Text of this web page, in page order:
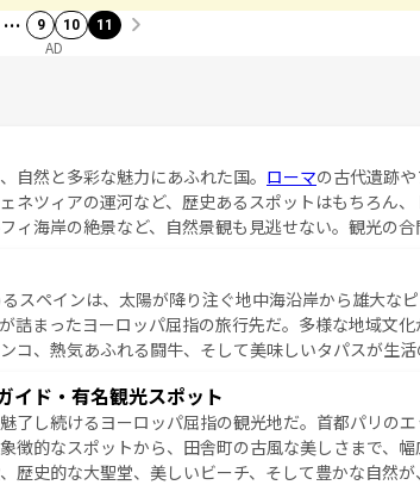
… 9 10 11
AD
自然と多彩な魅力にあふれた国。 ローマの古代遺跡
ネツィアの運河など、歴史あるスポットはもちろん、
ィ海岸の絶景など、自然景観も見逃せない。観光の合
ませてくれるイタリアで、忘れられない旅をしてみよ
テンツ一覧を参照してほしい。
スペインは、太陽が降り注ぐ地中海沿岸から雄大な
詰まったヨーロッパ屈指の旅行先だ。多様な地域文
コ、熱気あふれる闘牛、そして美味しいタパスが生
世の城塞都市、穏やかなビーチリゾートまで多彩な表
なるスペインはその個性で訪れる人を魅了する。 なお、
一覧を参照してほしい。
イド・有名観光スポット
了し続けるヨーロッパ屈指の観光地だ。首都パリのエ
徴的なスポットから、田舎町の古風な美しさまで、
歴史的な大聖堂、美しいビーチ、そして豊かな自然が